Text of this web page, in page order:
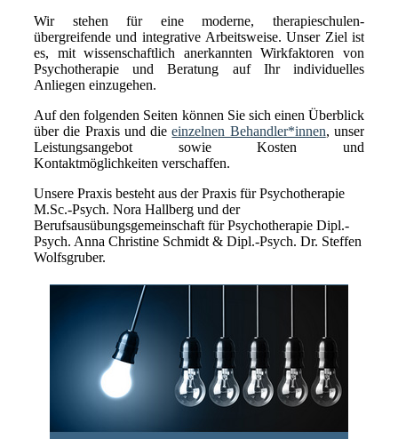
Wir stehen für eine moderne, therapieschulen-
übergreifende und integrative Arbeitsweise. Unser Ziel ist
es, mit wissenschaftlich anerkannten Wirkfaktoren von
Psychotherapie und Beratung auf Ihr individuelles
Anliegen einzugehen.
Auf den folgenden Seiten können Sie sich einen Überblick
über die Praxis und dieeinzelnen Behandler*innen, unser
Leistungsangebot sowie Kosten und
Kontaktmöglichkeiten verschaffen.
Unsere Praxis besteht aus der Praxis für Psychotherapie
M.Sc.-Psych. Nora Hallberg und der
Berufsausübungsgemeinschaft für Psychotherapie Dipl.-
Psych. Anna Christine Schmidt & Dipl.-Psych. Dr. Steffen
Wolfsgruber.